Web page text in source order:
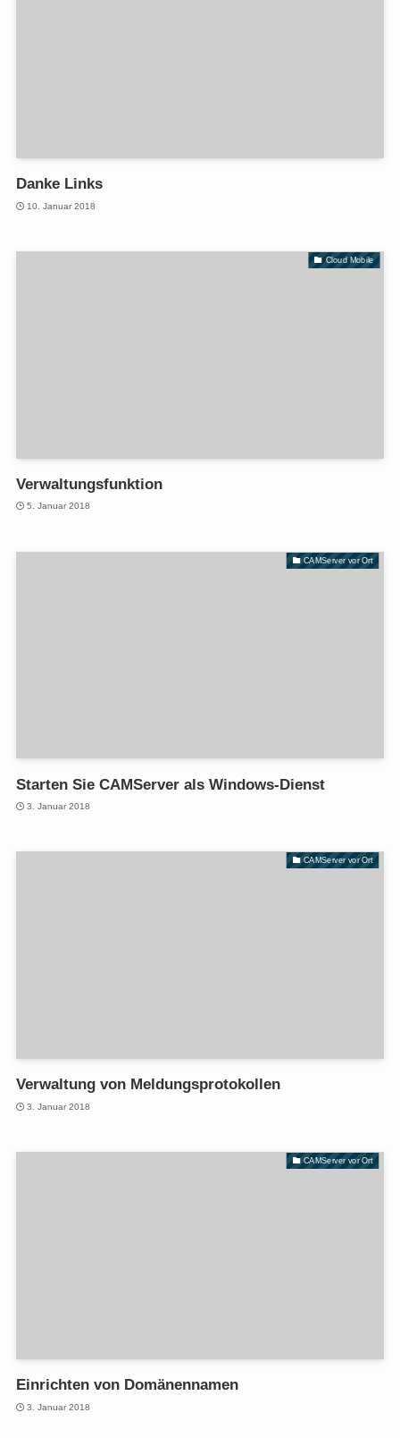
Danke Links
10. Januar 2018
Cloud Mobile
Verwaltungsfunktion
5. Januar 2018
CAMServer vor Ort
Starten Sie CAMServer als Windows-Dienst
3. Januar 2018
CAMServer vor Ort
Verwaltung von Meldungsprotokollen
3. Januar 2018
CAMServer vor Ort
Einrichten von Domänennamen
3. Januar 2018